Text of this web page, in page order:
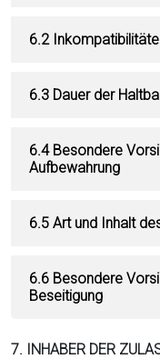
6.2
6.3 Dauer der
6.4 Besondere
Aufbewahrung
6.5 Art und Inhalt
6.6 Besondere
Beseitigung
7. INHABER DER